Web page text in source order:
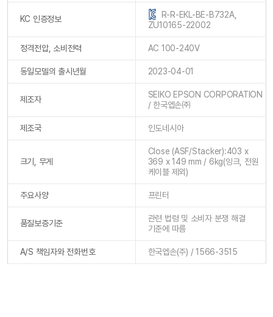
KC 인증정보
R-R-EKL-BE-B732A,
ZU10165-22002
정격전압, 소비전력 AC 100-240V
동일모델의 출시년월 2023-04-01
제조자
SEIKO EPSON CORPORATION
/ 한국엡손㈜
제조국 인도네시아
크기, 무게
Close (ASF/Stacker):403 x
369 x 149 mm / 6kg(잉크, 전원
케이블 제외)
주요사양 프린터
품질보증기준
관련 법령 및 소비자 분쟁 해결
기준에 따름
A/S 책임자와 전화번호 한국엡손(주) / 1566-3515